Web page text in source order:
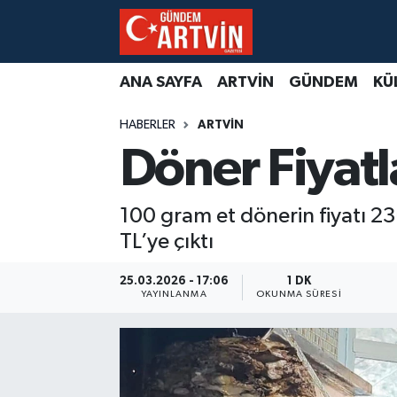
ANA SAYFA ARTVİN GÜNDEM
HABERLER ARTVİN
Döner
100 gram et dönerin fiyatı
TL’ye çıktı
25.03.2026 - 17:06
YAYINLANMA
1 DK
OKUNMA SÜRESI